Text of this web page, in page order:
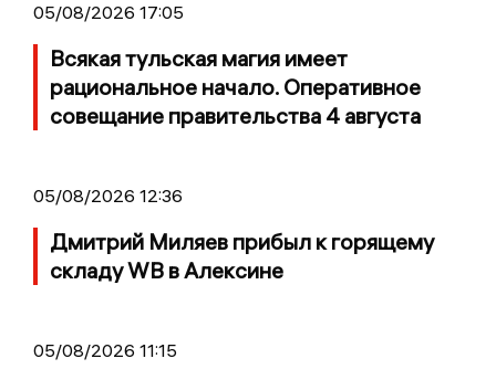
05/08/2026 17:05
Всякая тульская магия имеет
рациональное начало. Оперативное
совещание правительства 4 августа
05/08/2026 12:36
Дмитрий Миляев прибыл к горящему
складу WB в Алексине
05/08/2026 11:15